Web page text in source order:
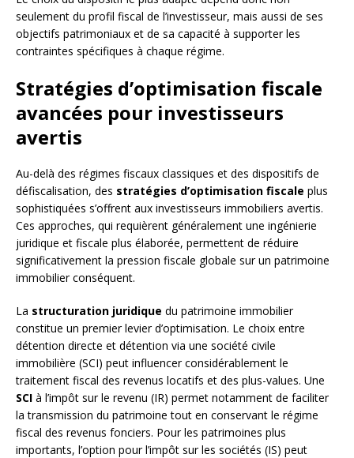
seulement du profil fiscal de l’investisseur, mais aussi de ses
objectifs patrimoniaux et de sa capacité à supporter les
contraintes spécifiques à chaque régime.
Stratégies d’optimisation fiscale
avancées pour investisseurs
avertis
Au-delà des régimes fiscaux classiques et des dispositifs de
défiscalisation, des stratégies d’optimisation fiscale plus
sophistiquées s’offrent aux investisseurs immobiliers avertis.
Ces approches, qui requièrent généralement une ingénierie
juridique et fiscale plus élaborée, permettent de réduire
significativement la pression fiscale globale sur un patrimoine
immobilier conséquent.
La structuration juridique du patrimoine immobilier
constitue un premier levier d’optimisation. Le choix entre
détention directe et détention via une société civile
immobilière (SCI) peut influencer considérablement le
traitement fiscal des revenus locatifs et des plus-values. Une
SCI à l’impôt sur le revenu (IR) permet notamment de faciliter
la transmission du patrimoine tout en conservant le régime
fiscal des revenus fonciers. Pour les patrimoines plus
importants, l’option pour l’impôt sur les sociétés (IS) peut